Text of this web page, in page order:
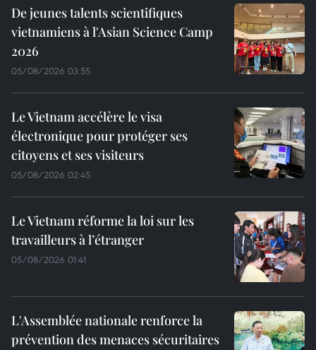
De jeunes talents scientifiques
vietnamiens à l'Asian Science Camp
2026
05/08/2026 03:55
Le Vietnam accélère le visa
électronique pour protéger ses
citoyens et ses visiteurs
05/08/2026 02:45
Le Vietnam réforme la loi sur les
travailleurs à l’étranger
05/08/2026 01:41
L'Assemblée nationale renforce la
prévention des menaces sécuritaires